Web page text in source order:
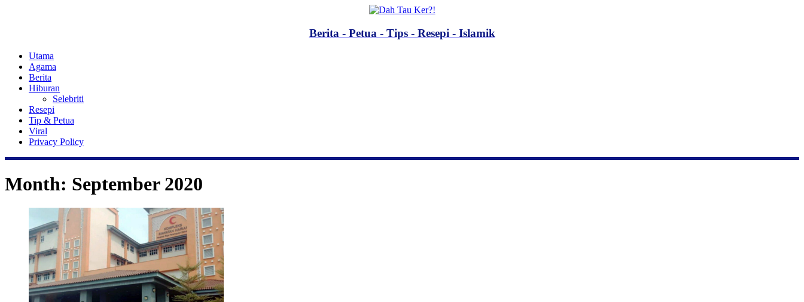
Berita - Petua - Tips - Resepi - Islamik
Utama
Agama
Berita
Hiburan
Selebriti
Resepi
Tip & Petua
Viral
Privacy Policy
Month: September 2020